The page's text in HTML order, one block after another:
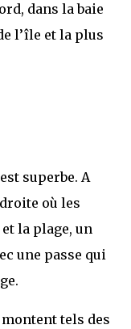
dans la baie
l’île et la plus
superbe. A
où les
la plage, un
une passe qui
tels des